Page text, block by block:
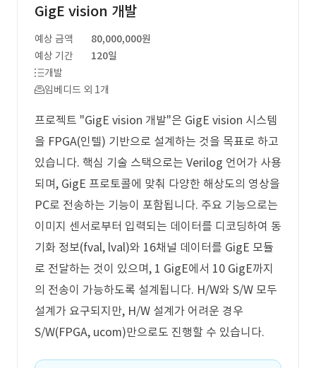
GigE vision 개발
예상 금액
80,000,000원
예상 기간
120일
개발
임베디드 외 1개
프로젝트 "GigE vision 개발"은 GigE vision 시스템
을 FPGA(인텔) 기반으로 설계하는 것을 목표로 하고
있습니다. 핵심 기술 스택으로는 Verilog 언어가 사용
되며, GigE 프로토콜에 맞춰 다양한 해상도의 영상을
PC로 전송하는 기능이 포함됩니다. 주요 기능으로는
이미지 센서로부터 입력되는 데이터를 디코딩하여 동
기화 정보(fval, lval)와 16채널 데이터를 GigE 모듈
로 전달하는 것이 있으며, 1 GigE에서 10 GigE까지
의 전송이 가능하도록 설계됩니다. H/W와 S/W 모두
설계가 요구되지만, H/W 설계가 어려운 경우
S/W(FPGA, ucom)만으로도 진행할 수 있습니다.